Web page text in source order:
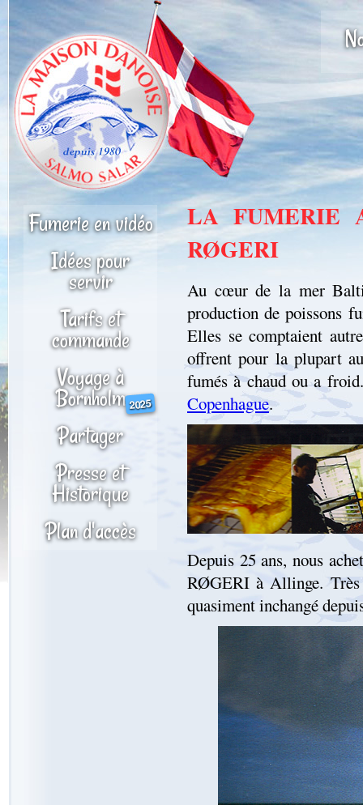
Fumerie en vidéo
Idées pour
servir
Tarifs et
commande
Voyage à
Bornholm 2025
Partager
Presse et
Historique
Plan d'accès
LA FUMERIE
RØGERI
Au cœur de la mer
production de poissons
Elles se comptaient
offrent pour la plupart
fumés à chaud ou a
Copenhague.
Depuis 25 ans, nous
RØGERI à Allinge. Très
quasiment inchangé